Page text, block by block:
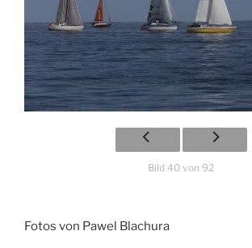
Bild 40 von 92
Fotos von Pawel Blachura